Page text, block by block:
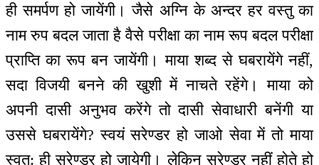
ही समर्पण हो जायेंगी। जैसे अग्नि के अन्दर हर वस्तु का
नाम रुप बदल जाता है वैसे परीक्षा का नाम रूप बदल परीक्षा
प्राप्ति का रूप बन जायेंगी। माया शब्द से घबरायेंगे नहीं,
सदा विजयी बनने की खुशी में नाचते रहेंगे। माया को
अपनी दासी अनुभव करेंगे तो दासी सेवाधारी बनेंगी या
उससे घबरायेंगे? स्वयं सरेण्डर हो जाओ सेवा में तो माया
स्वत: ही सरेण्डर हो जायेगी। लेकिन सरेण्डर नहीं होते हो